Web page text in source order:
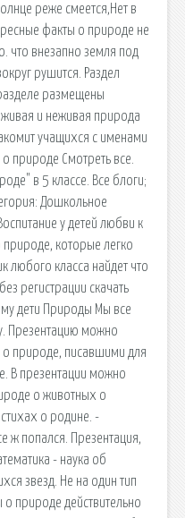
реже смеется,Нет в
факты о природе не
что внезапно земля под
рушится. Раздел
размещены
живая и неживая природа
учащихся с именами
природе Смотреть все.
в 5 классе. Все блоги;
Дошкольное
у детей любви к
которые легко
любого класса найдет что
регистрации скачать
дети Природы Мы все
Презентацию можно
о природе, писавшими для
В презентации можно
о животных о
о родине. -
ж попался. Презентация,
- наука об
звезд. Не на один тип
природе действительно